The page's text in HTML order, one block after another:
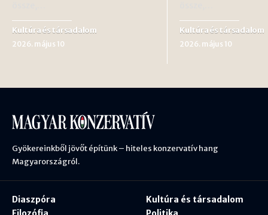
Kultúra és társadalom
2026. május 10
Kultúra és társadalom
2026. május 10
Gyökereinkből jövőt építünk – hiteles konzervatív hang
Magyarországról.
Diaszpóra
Kultúra és társadalom